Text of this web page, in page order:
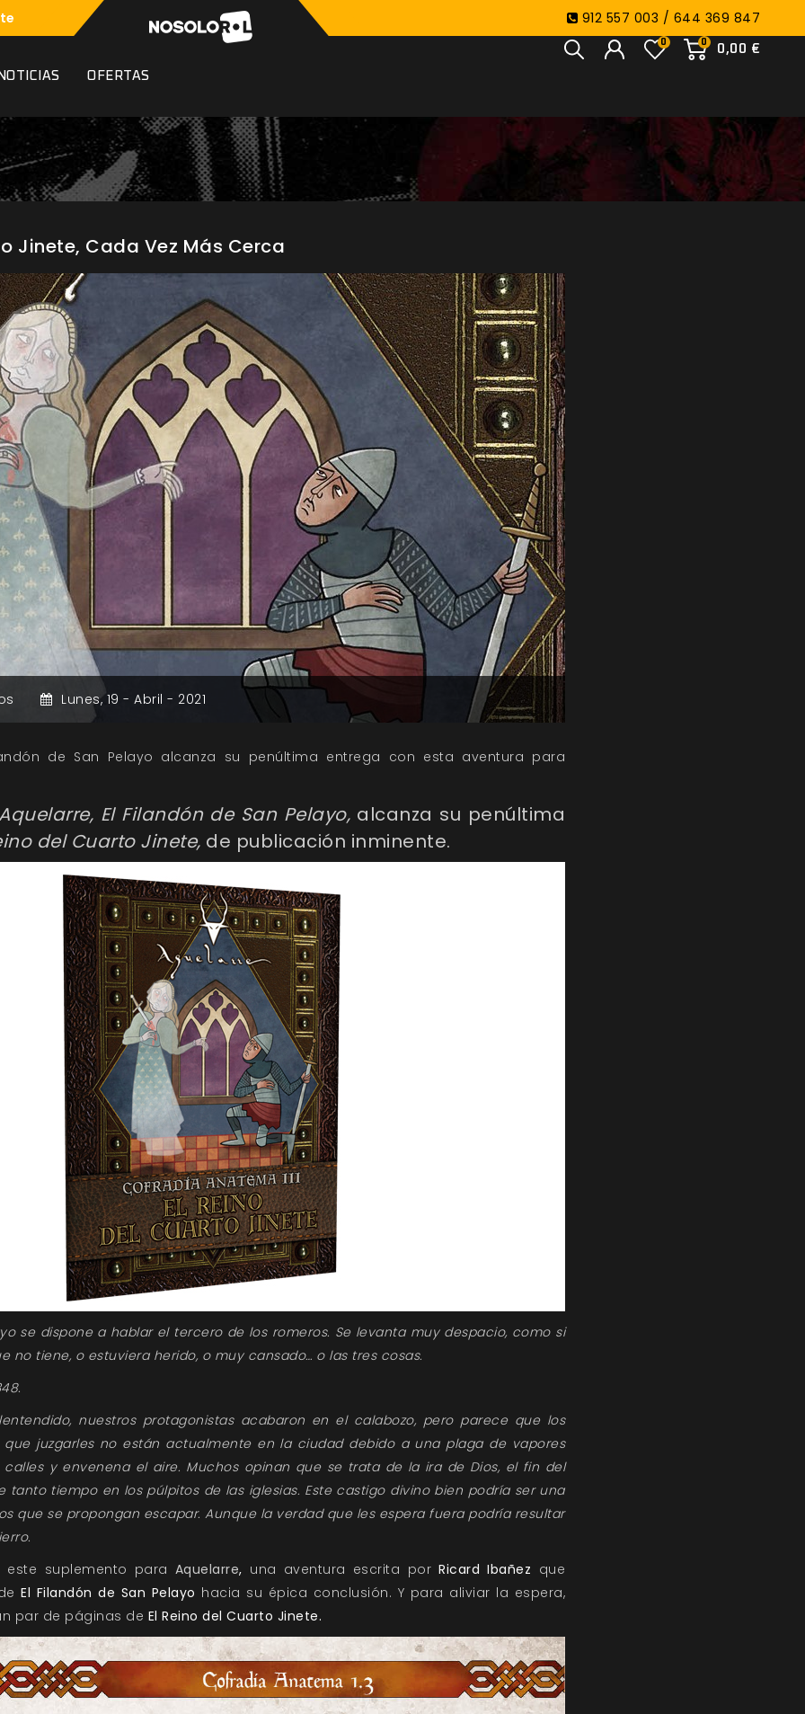
912 557 003 / 644 369 847
0
0,00 €
0
OFERTAS
Jinete, Cada Vez Más Cerca
Lunes,19 - Abril - 2021
de San Pelayo alcanza su penúltima entrega con esta aventura para
El Filandón de San Pelayo, alcanza su penúltima
del Cuarto Jinete, de publicación inminente.
se dispone a hablar el tercero de los romeros. Se levanta muy despacio, como si
no tiene, o estuviera herido, o muy cansado… o las tres cosas.
nuestros protagonistas acabaron en el calabozo, pero parece que los
juzgarles no están actualmente en la ciudad debido a una plaga de vapores
y envenena el aire. Muchos opinan que se trata de la ira de Dios, el fin del
tanto tiempo en los púlpitos de las iglesias. Este castigo divino bien podría ser una
que se propongan escapar. Aunque la verdad que les espera fuera podría resultar
suplemento para Aquelarre, una aventura escrita porRicard Ibañez que
El Filandón de San Pelayo hacia su épica conclusión. Y para aliviar la espera,
par de páginas de El Reino del Cuarto Jinete.